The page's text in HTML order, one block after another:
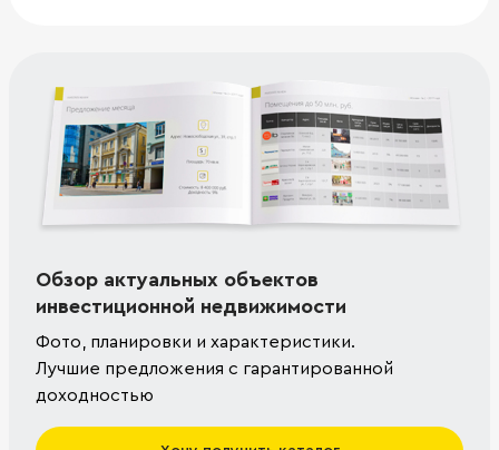
Обзор актуальных объектов
инвестиционной недвижимости
Фото, планировки и характеристики.
Лучшие предложения с гарантированной
доходностью